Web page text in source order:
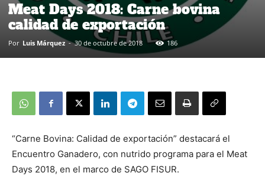
Meat Days 2018: Carne bovina
calidad de exportación
Por Luis Márquez - 30 de octubre de 2018 186
“Carne Bovina: Calidad de exportación” destacará el
Encuentro Ganadero, con nutrido programa para el Meat
Days 2018, en el marco de SAGO FISUR.